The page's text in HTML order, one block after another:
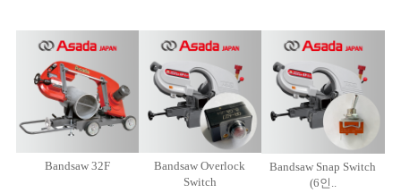
Bandsaw 32F
Bandsaw Overlock
Switch
Bandsaw Snap Switch
(6인..